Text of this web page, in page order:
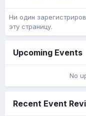
Ни один
эту страницу.
Upcoming Events
No
Recent Event